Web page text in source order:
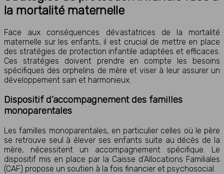
la mortalité maternelle
Face aux conséquences dévastatrices de la mortalité
maternelle sur les enfants, il est crucial de mettre en place
des stratégies de protection infantile adaptées et efficaces.
Ces stratégies doivent prendre en compte les besoins
spécifiques des orphelins de mère et viser à leur assurer un
développement sain et harmonieux.
Dispositif d’accompagnement des familles
monoparentales
Les familles monoparentales, en particulier celles où le père
se retrouve seul à élever ses enfants suite au décès de la
mère, nécessitent un accompagnement spécifique. Le
dispositif mis en place par la Caisse d’Allocations Familiales
(CAF) propose un soutien à la fois financier et psychosocial.